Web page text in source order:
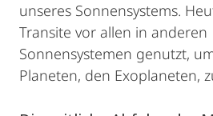
unseres Sonnensystems.
Transite vor allen in anderen
Sonnensystemen genutzt,
Planeten, den Exoplaneten,